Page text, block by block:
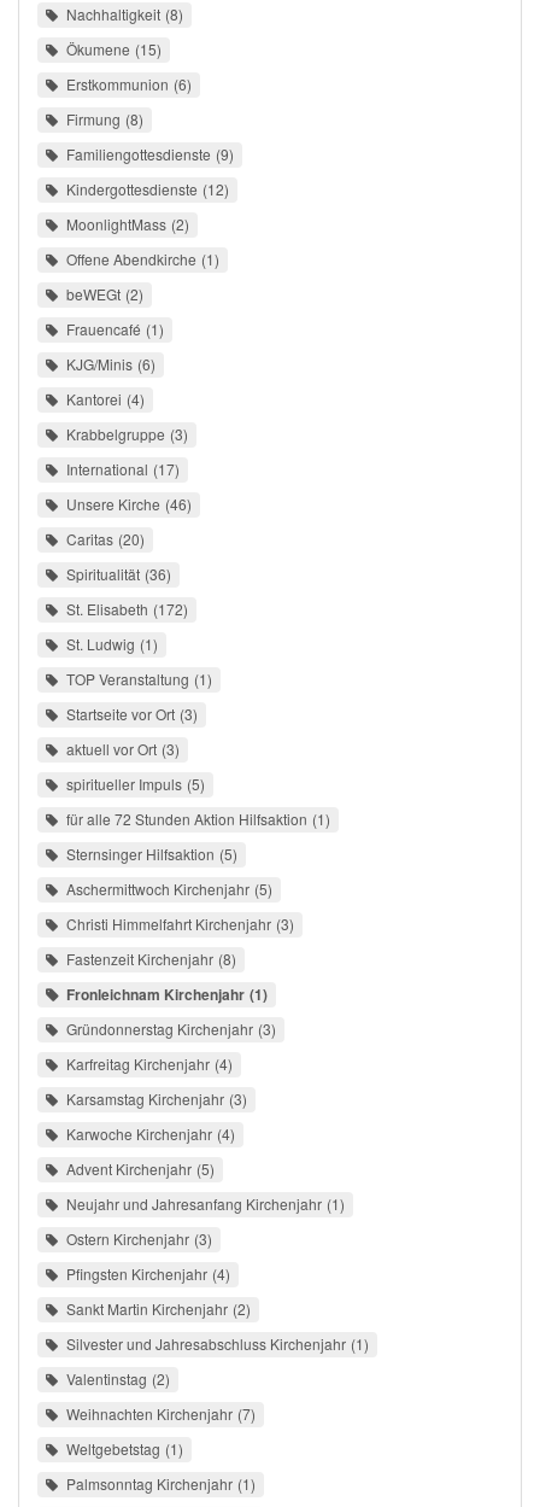
Nachhaltigkeit 8
Ökumene 15
Erstkommunion 6
Firmung 8
Familiengottesdienste 9
Kindergottesdienste 12
MoonlightMass 2
Offene Abendkirche 1
beWEGt 2
Frauencafé 1
KJG/Minis 6
Kantorei 4
Krabbelgruppe 3
International 17
Unsere Kirche 46
Caritas 20
Spiritualität 36
St. Elisabeth 172
St. Ludwig 1
TOP Veranstaltung 1
Startseite vor Ort 3
aktuell vor Ort 3
spiritueller Impuls 5
für alle 72 Stunden Aktion Hilfsaktion 1
Sternsinger Hilfsaktion 5
Aschermittwoch Kirchenjahr 5
Christi Himmelfahrt Kirchenjahr 3
Fastenzeit Kirchenjahr 8
Fronleichnam Kirchenjahr 1
Gründonnerstag Kirchenjahr 3
Karfreitag Kirchenjahr 4
Karsamstag Kirchenjahr 3
Karwoche Kirchenjahr 4
Advent Kirchenjahr 5
Neujahr und Jahresanfang Kirchenjahr 1
Ostern Kirchenjahr 3
Pfingsten Kirchenjahr 4
Sankt Martin Kirchenjahr 2
Silvester und Jahresabschluss Kirchenjahr 1
Valentinstag 2
Weihnachten Kirchenjahr 7
Weltgebetstag 1
Palmsonntag Kirchenjahr 1